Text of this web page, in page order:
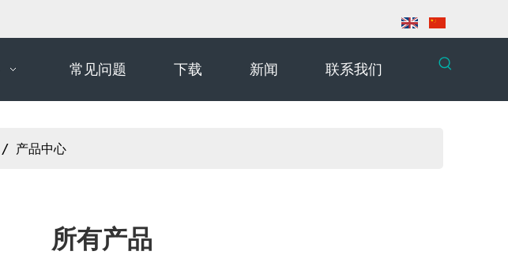
常见问题 下载 新闻 联系我们
/ 产品中心
所有产品